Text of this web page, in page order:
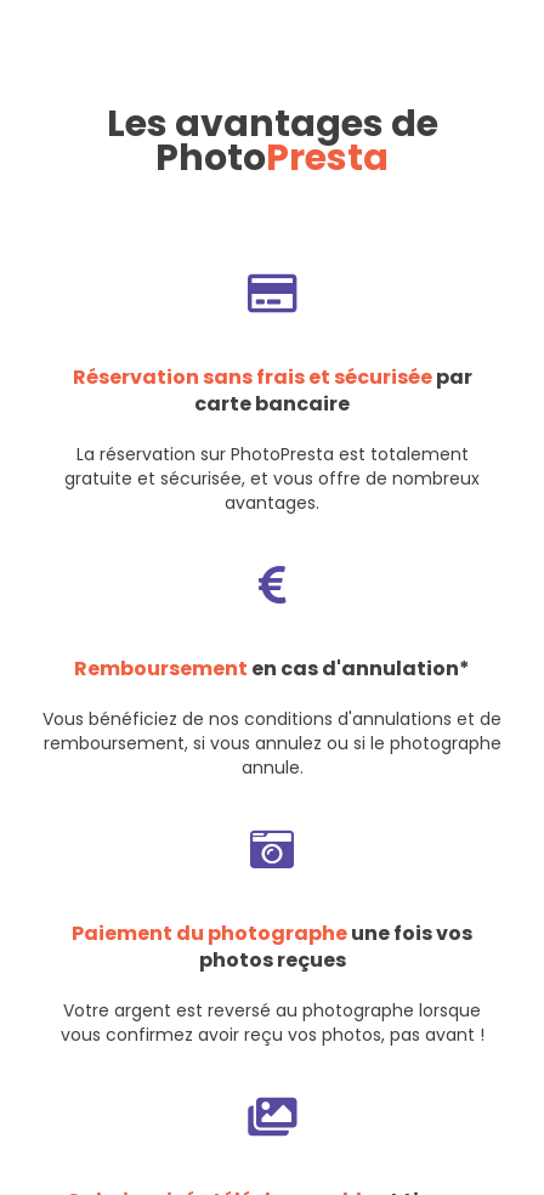
Les avantages de
PhotoPresta
Réservation sans frais et sécuriséepar
carte bancaire
La réservation sur PhotoPresta est totalement
gratuite et sécurisée, et vous offre de nombreux
avantages.
Remboursement en cas d'annulation*
Vous bénéficiez de nos conditions d'annulations et de
remboursement, si vous annulez ou si le photographe
annule.
Paiement du photographeune fois vos
photos reçues
Votre argent est reversé au photographe lorsque
vous confirmez avoir reçu vos photos, pas avant !